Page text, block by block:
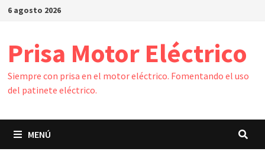
Saltar
6 agosto 2026
Prisa Motor Eléctrico
Siempre con prisa en el motor eléctrico. Fomentando el uso
del patinete eléctrico.
MENÚ